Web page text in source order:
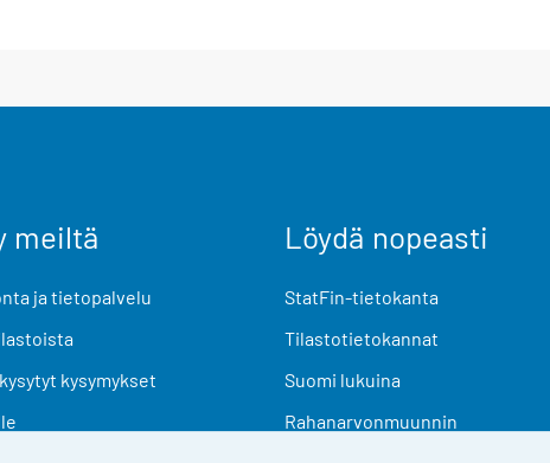
meiltä
ja tietopalvelu
kysymykset
Löydä nopeasti
StatFin-tietokanta
Tilastotietokannat
Suomi lukuina
Rahanarvonmuunnin